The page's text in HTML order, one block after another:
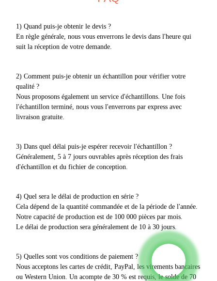
1) Quand puis-je obtenir le devis ?
En règle générale, nous vous enverrons le devis dans l'heure qui
suit la réception de votre demande.
2) Comment puis-je obtenir un échantillon pour vérifier votre
qualité ?
Nous proposons également un service d'échantillons. Une fois
l'échantillon terminé, nous vous l'enverrons par express avec
livraison gratuite.
3) Dans quel délai puis-je espérer recevoir l'échantillon ?
Généralement, 5 à 7 jours ouvrables après réception des frais
d'échantillon et du fichier de conception.
4) Quel sera le délai de production en série ?
Cela dépend de la quantité commandée et de la période de l'année.
Notre capacité de production est de 100 000 pièces par mois.
Le délai de production sera généralement de 10 à 30 jours.
5) Quelles sont vos conditions de paiement ?
Nous acceptons les cartes de crédit, PayPal, les virements bancaires
ou Western Union. Un acompte de 30 % est requis, le solde de 70